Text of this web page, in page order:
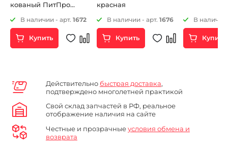
кованый ПитПро
В наличии - арт. 1672
Купить
красная
В наличии - арт. 1676
Купить
В наличии
Купить
Действительно быстрая доставка,
подтверждено многолетней практикой
Свой склад запчастей в РФ, реальное
отображение наличия на сайте
Честные и прозрачныеусловия обмена и
возврата